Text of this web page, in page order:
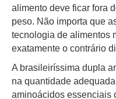
alimento deve ficar fora
peso. Não importa que
tecnologia de alimentos
exatamente o contrário
A brasileiríssima dupla
na quantidade
aminoácidos essenciais